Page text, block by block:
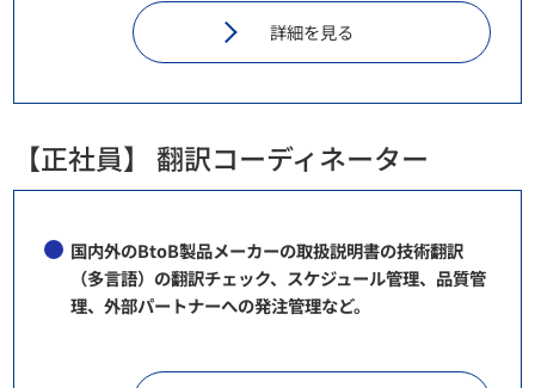
詳細を見る
【正社員】 翻訳コーディネーター
国内外のBtoB製品メーカーの取扱説明書の技術翻訳
（多言語）の翻訳チェック、スケジュール管理、品質管
理、外部パートナーへの発注管理など。